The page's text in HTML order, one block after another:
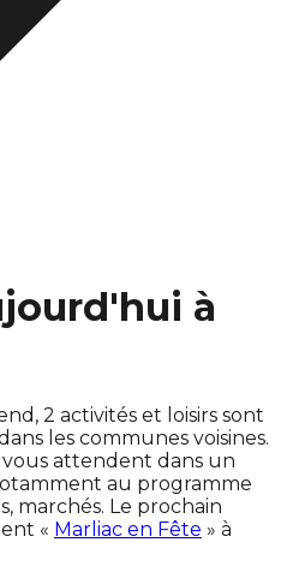
à
2 activités et loisirs sont
les communes voisines.
attendent dans un
au programme
marchés. Le prochain
« Marliac en Fête » à